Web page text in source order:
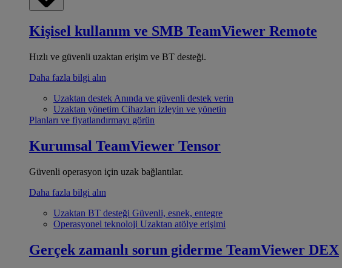
Kişisel kullanım ve SMB TeamViewer Remote
Hızlı ve güvenli uzaktan erişim ve BT desteği.
Daha fazla bilgi alın
Uzaktan destek Anında ve güvenli destek verin
Uzaktan yönetim Cihazları izleyin ve yönetin
Planları ve fiyatlandırmayı görün
Kurumsal TeamViewer Tensor
Güvenli operasyon için uzak bağlantılar.
Daha fazla bilgi alın
Uzaktan BT desteği Güvenli, esnek, entegre
Operasyonel teknoloji Uzaktan atölye erişimi
Gerçek zamanlı sorun giderme TeamViewer DEX